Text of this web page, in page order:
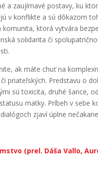
a zaujímavé postavy, ku
v konflikte a sú dôkazom
ktorá vytvára
solidarita či
ak máte chuť na
priateľských. Predstavu o
sú toxicita, druhé šance,
matky. Príbeh v sebe
zjaví úplne
(prel. Dáša Vallo,